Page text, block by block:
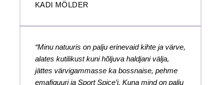
KADI MÖLDER
“Minu natuuris on palju erinevaid kihte ja värve,
alates kutilikust kuni hõljuva haldjani välja,
jättes värvigammasse ka bossnaise, pehme
emafiguuri ja Sport Spice’i. Kuna mind on palju